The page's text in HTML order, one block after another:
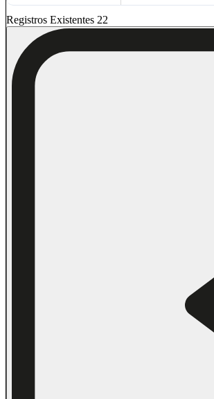
Registros Existentes 22